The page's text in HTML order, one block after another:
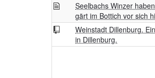
Seelbachs Winzer
gärt im Bottich vor sich
Weinstadt Dillenburg.
in Dillenburg.